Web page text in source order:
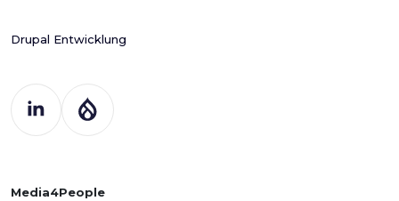
Drupal Entwicklung
Media4People